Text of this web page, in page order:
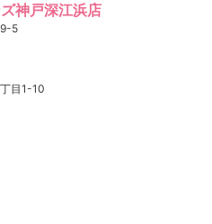
神戸深江浜店
5
目1-10